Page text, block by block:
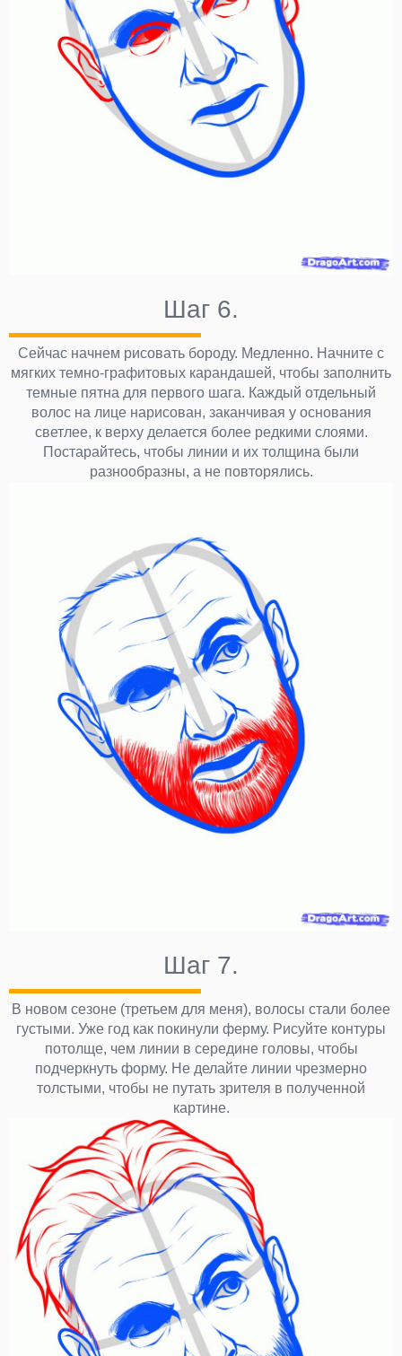
Шаг 6.
Сейчас начнем рисовать бороду. Медленно. Начните с
мягких темно-графитовых карандашей, чтобы заполнить
темные пятна для первого шага. Каждый отдельный
волос на лице нарисован, заканчивая у основания
светлее, к верху делается более редкими слоями.
Постарайтесь, чтобы линии и их толщина были
разнообразны, а не повторялись.
Шаг 7.
В новом сезоне (третьем для меня), волосы стали более
густыми. Уже год как покинули ферму. Рисуйте контуры
потолще, чем линии в середине головы, чтобы
подчеркнуть форму. Не делайте линии чрезмерно
толстыми, чтобы не путать зрителя в полученной
картине.